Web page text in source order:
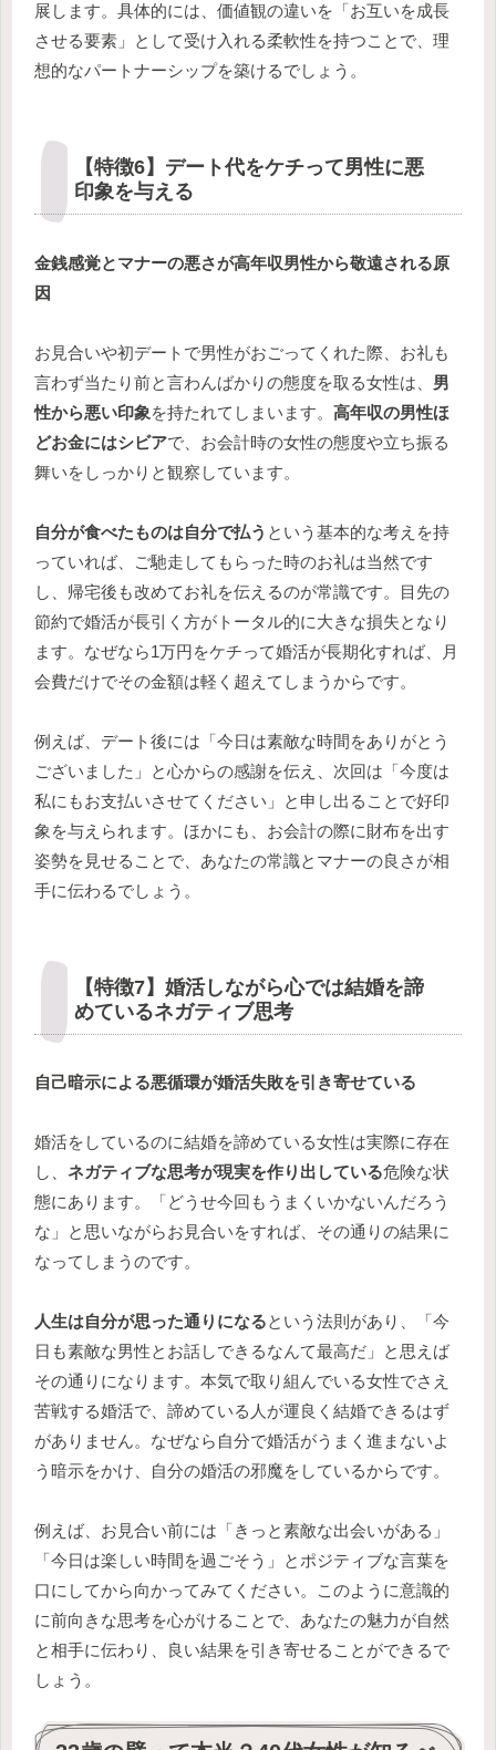
展します。具体的には、価値観の違いを「お互いを成長
させる要素」として受け入れる柔軟性を持つことで、理
想的なパートナーシップを築けるでしょう。
【特徴6】デート代をケチって男性に悪
印象を与える
金銭感覚とマナーの悪さが高年収男性から敬遠される原
因
お見合いや初デートで男性がおごってくれた際、お礼も
言わず当たり前と言わんばかりの態度を取る女性は、 男
性から悪い印象を持たれてしまいます。 高年収の男性ほ
どお金にはシビアで、お会計時の女性の態度や立ち振る
舞いをしっかりと観察しています。
自分が食べたものは自分で払う という基本的な考えを持
っていれば、ご馳走してもらった時のお礼は当然です
し、帰宅後も改めてお礼を伝えるのが常識です。目先の
節約で婚活が長引く方がトータル的に大きな損失となり
ます。なぜなら1万円をケチって婚活が長期化すれば、月
会費だけでその金額は軽く超えてしまうからです。
例えば、デート後には「今日は素敵な時間をありがとう
ございました」と心からの感謝を伝え、次回は「今度は
私にもお支払いさせてください」と申し出ることで好印
象を与えられます。ほかにも、お会計の際に財布を出す
姿勢を見せることで、あなたの常識とマナーの良さが相
手に伝わるでしょう。
【特徴7】婚活しながら心では結婚を諦
めているネガティブ思考
自己暗示による悪循環が婚活失敗を引き寄せている
婚活をしているのに結婚を諦めている女性は実際に存在
し、 ネガティブな思考が現実を作り出している危険な状
態にあります。「どうせ今回もうまくいかないんだろう
な」と思いながらお見合いをすれば、その通りの結果に
なってしまうのです。
人生は自分が思った通りになるという法則があり、「今
日も素敵な男性とお話しできるなんて最高だ」と思えば
その通りになります。本気で取り組んでいる女性でさえ
苦戦する婚活で、諦めている人が運良く結婚できるはず
がありません。なぜなら自分で婚活がうまく進まないよ
う暗示をかけ、自分の婚活の邪魔をしているからです。
例えば、お見合い前には「きっと素敵な出会いがある」
「今日は楽しい時間を過ごそう」とポジティブな言葉を
口にしてから向かってみてください。このように意識的
に前向きな思考を心がけることで、あなたの魅力が自然
と相手に伝わり、良い結果を引き寄せることができるで
しょう。